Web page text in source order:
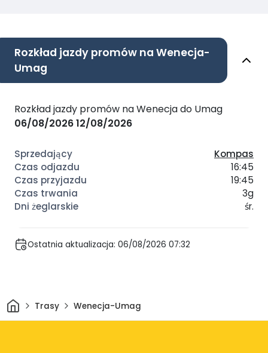
Rozkład jazdy promów na Wenecja-
Umag
Rozkład jazdy promów na Wenecja do Umag
06/08/202612/08/2026
Kompas
16:45
19:45
3g
śr.
Ostatnia aktualizacja: 06/08/2026 07:32
DomTrasy Wenecja-Umag